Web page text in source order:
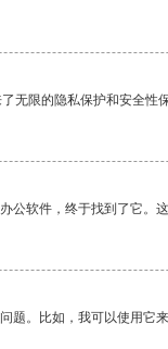
无限的隐私保护和安全性保
公软件，终于找到了它。
题。比如，我可以使用它